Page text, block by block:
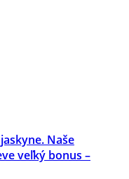
Naše
veľký bonus –